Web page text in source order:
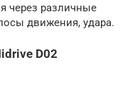
через различные
движения, удара.
D02